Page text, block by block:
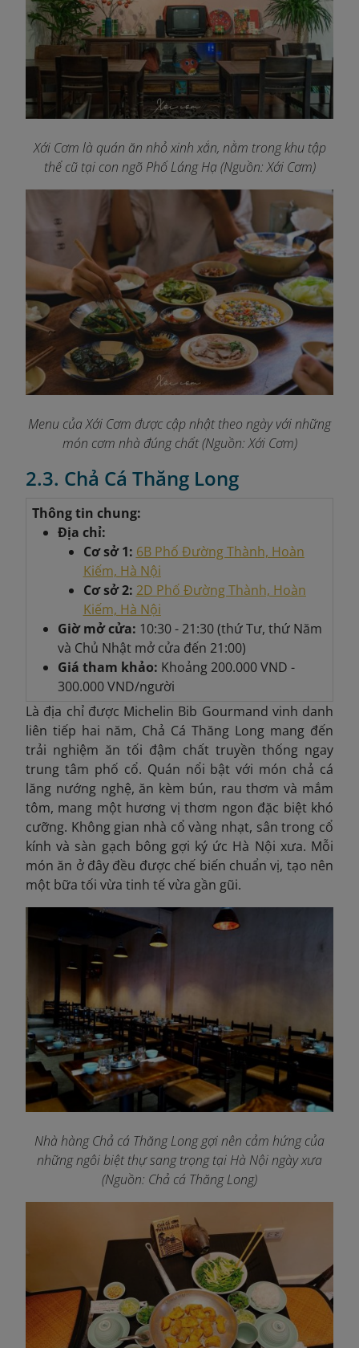
Xới Cơm là quán ăn nhỏ xinh xắn, nằm trong khu tập
thể cũ tại con ngõ Phố Láng Hạ (Nguồn: Xới Cơm)
Menu của Xới Cơm được cập nhật theo ngày với những
món cơm nhà đúng chất(Nguồn: Xới Cơm)
2.3. Chả Cá Thăng Long
Thông tin chung:
Địa chỉ:
Cơ sở 1: 6B Phố Đường Thành, Hoàn
Kiếm, Hà Nội
Cơ sở 2: 2D Phố Đường Thành, Hoàn
Kiếm, Hà Nội
Giờ mở cửa: 10:30 - 21:30 (thứ Tư, thứ Năm
và Chủ Nhật mở cửa đến 21:00)
Giá tham khảo: Khoảng 200.000 VND -
300.000 VND/người
Là địa chỉ được Michelin Bib Gourmand vinh danh
liên tiếp hai năm, Chả Cá Thăng Long mang đến
trải nghiệm ăn tối đậm chất truyền thống ngay
trung tâm phố cổ. Quán nổi bật với món chả cá
lăng nướng nghệ, ăn kèm bún, rau thơm và mắm
tôm, mang một hương vị thơm ngon đặc biệt khó
cưỡng. Không gian nhà cổ vàng nhạt, sân trong cổ
kính và sàn gạch bông gợi ký ức Hà Nội xưa. Mỗi
món ăn ở đây đều được chế biến chuẩn vị, tạo nên
một bữa tối vừa tinh tế vừa gần gũi.
Nhà hàng Chả cá Thăng Long gợi nên cảm hứng của
những ngôi biệt thự sang trọng tại Hà Nội ngày xưa
(Nguồn: Chả cá Thăng Long)